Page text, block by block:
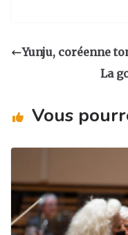
a
m
e
o
Yunju, coréenne
La
Vous